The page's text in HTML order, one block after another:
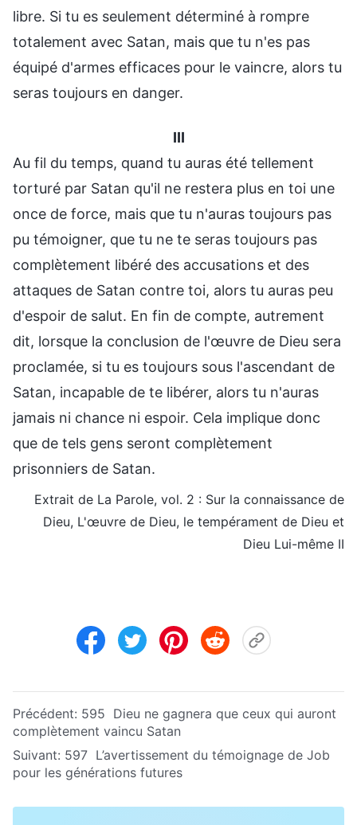
libre. Si tu es seulement déterminé à rompre
totalement avec Satan, mais que tu n'es pas
équipé d'armes efficaces pour le vaincre, alors tu
seras toujours en danger.
III
Au fil du temps, quand tu auras été tellement
torturé par Satan qu'il ne restera plus en toi une
once de force, mais que tu n'auras toujours pas
pu témoigner, que tu ne te seras toujours pas
complètement libéré des accusations et des
attaques de Satan contre toi, alors tu auras peu
d'espoir de salut. En fin de compte, autrement
dit, lorsque la conclusion de l'œuvre de Dieu sera
proclamée, si tu es toujours sous l'ascendant de
Satan, incapable de te libérer, alors tu n'auras
jamais ni chance ni espoir. Cela implique donc
que de tels gens seront complètement
prisonniers de Satan.
Extrait de La Parole, vol. 2 : Sur la connaissance de
Dieu, L'œuvre de Dieu, le tempérament de Dieu et
Dieu Lui-même II
Précédent: 595 Dieu ne gagnera que ceux qui auront
complètement vaincu Satan
Suivant: 597 L’avertissement du témoignage de Job
pour les générations futures